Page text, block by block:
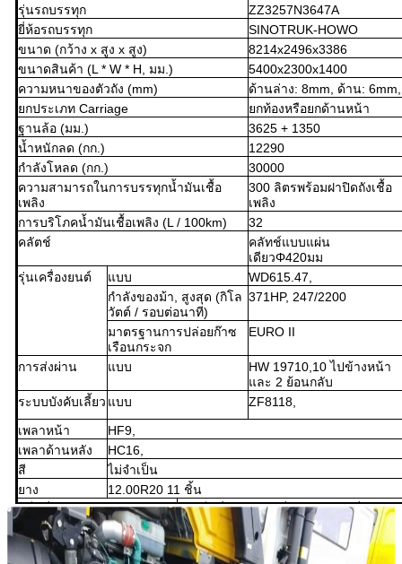
รุ่นรถบรรทุก
ZZ3257N3647A
ยี่ห้อรถบรรทุก
SINOTRUK-HOWO
ขนาด (กว้าง x สูง x สูง)
8214x2496x3386
ขนาดสินค้า (L * W * H, มม.)
5400x2300x1400
ความหนาของตัวถัง (mm)
ด้านล่าง: 8mm, ด้าน: 6mm,
ยกประเภท Carriage
ยกท้องหรือยกด้านหน้า
ฐานล้อ (มม.)
3625 + 1350
น้ำหนักลด (กก.)
12290
กำลังโหลด (กก.)
30000
ความสามารถในการบรรทุกน้ำมันเชื้อ
เพลิง
300 ลิตรพร้อมฝาปิดถังเชื้อ
เพลิง
การบริโภคน้ำมันเชื้อเพลิง (L / 100km)
32
คลัตช์
คลัทช์แบบแผ่น
เดียวΦ420มม
รุ่นเครื่องยนต์
แบบ
WD615.47,
กำลังของม้า, สูงสุด (กิโล
วัตต์ / รอบต่อนาที)
371HP, 247/2200
มาตรฐานการปล่อยก๊าซ
เรือนกระจก
EURO II
การส่งผ่าน แบบ
HW 19710,10 ไปข้างหน้า
และ 2 ย้อนกลับ
ระบบบังคับเลี้ยว แบบ
ZF8118,
เพลาหน้า
HF9,
เพลาด้านหลัง
HC16,
สี
ไม่จำเป็น
ยาง
12.00R20 11 ชิ้น
แท็กซี่
รถแท็กซี่ HW76 (หนึ่งคันพร้อมเครื่องปรับ
อากาศ